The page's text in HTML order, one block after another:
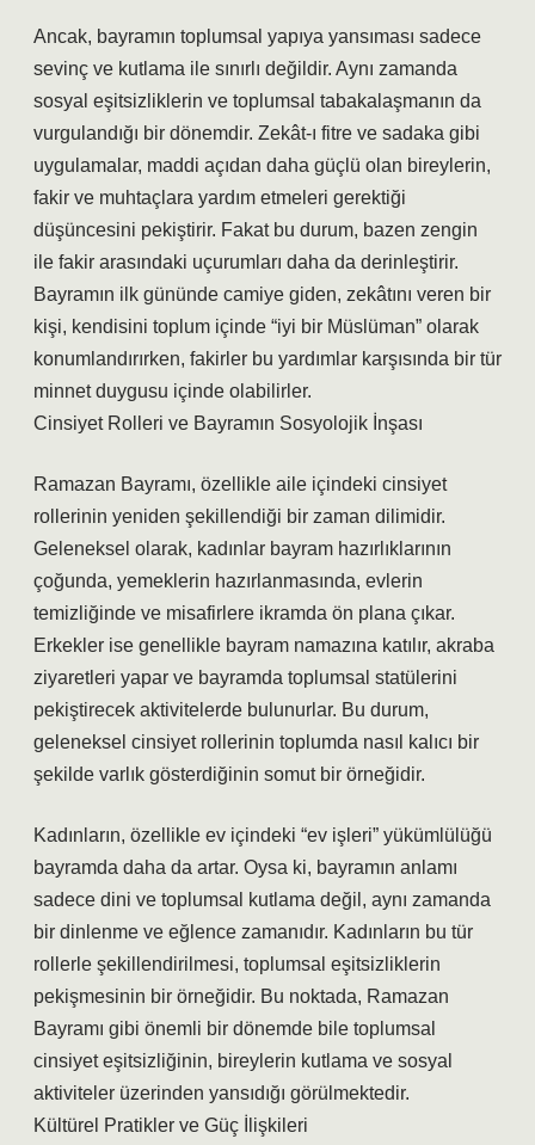
Ancak, bayramın toplumsal yapıya yansıması sadece
sevinç ve kutlama ile sınırlı değildir. Aynı zamanda
sosyal eşitsizliklerin ve toplumsal tabakalaşmanın da
vurgulandığı bir dönemdir. Zekât-ı fitre ve sadaka gibi
uygulamalar, maddi açıdan daha güçlü olan bireylerin,
fakir ve muhtaçlara yardım etmeleri gerektiği
düşüncesini pekiştirir. Fakat bu durum, bazen zengin
ile fakir arasındaki uçurumları daha da derinleştirir.
Bayramın ilk gününde camiye giden, zekâtını veren bir
kişi, kendisini toplum içinde “iyi bir Müslüman” olarak
konumlandırırken, fakirler bu yardımlar karşısında bir tür
minnet duygusu içinde olabilirler.
Cinsiyet Rolleri ve Bayramın Sosyolojik İnşası
Ramazan Bayramı, özellikle aile içindeki cinsiyet
rollerinin yeniden şekillendiği bir zaman dilimidir.
Geleneksel olarak, kadınlar bayram hazırlıklarının
çoğunda, yemeklerin hazırlanmasında, evlerin
temizliğinde ve misafirlere ikramda ön plana çıkar.
Erkekler ise genellikle bayram namazına katılır, akraba
ziyaretleri yapar ve bayramda toplumsal statülerini
pekiştirecek aktivitelerde bulunurlar. Bu durum,
geleneksel cinsiyet rollerinin toplumda nasıl kalıcı bir
şekilde varlık gösterdiğinin somut bir örneğidir.
Kadınların, özellikle ev içindeki “ev işleri” yükümlülüğü
bayramda daha da artar. Oysa ki, bayramın anlamı
sadece dini ve toplumsal kutlama değil, aynı zamanda
bir dinlenme ve eğlence zamanıdır. Kadınların bu tür
rollerle şekillendirilmesi, toplumsal eşitsizliklerin
pekişmesinin bir örneğidir. Bu noktada, Ramazan
Bayramı gibi önemli bir dönemde bile toplumsal
cinsiyet eşitsizliğinin, bireylerin kutlama ve sosyal
aktiviteler üzerinden yansıdığı görülmektedir.
Kültürel Pratikler ve Güç İlişkileri